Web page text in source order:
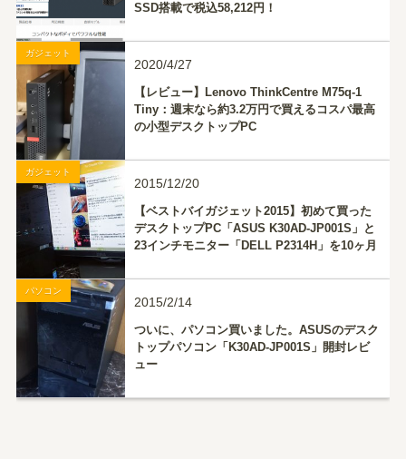
SSD搭載で税込58,212円！
ガジェット
2020/4/27
【レビュー】Lenovo ThinkCentre M75q-1
Tiny：週末なら約3.2万円で買えるコスパ最高
の小型デスクトップPC
ガジェット
2015/12/20
【ベストバイガジェット2015】初めて買った
デスクトップPC「ASUS K30AD-JP001S」と
23インチモニター「DELL P2314H」を10ヶ月
パソコン
2015/2/14
ついに、パソコン買いました。ASUSのデスク
トップパソコン「K30AD-JP001S」開封レビ
ュー